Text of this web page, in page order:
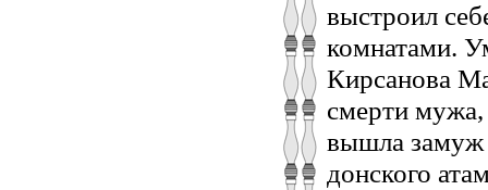
выстроил
комнатами.
Кирсанова
смерти
вышла замуж
донского